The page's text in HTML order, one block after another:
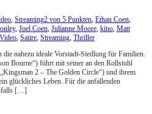
, Streaming2 von 5 Punkten, Ethan Coen,
, Joel Coen, Julianne Moore, kino, Matt
, Satire, Streaming, Thriller
nahezu ideale Vorstadt-Siedlung für Familien.
Bourne“) führt mit seiner an den Rollstuhl
2 – The Golden Circle“) und ihrem
glückliches Leben. Für die anfallenden
[…]